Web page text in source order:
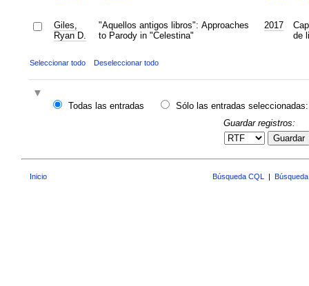
Giles,
Ryan D.
"Aquellos antigos libros": Approaches
to Parody in "Celestina"
2017
de
Seleccionar todo Deseleccionar todo
Todas las entradas
Sólo las entradas seleccionadas:
Guardar registros:
Guardar
Inicio Búsqueda CQL